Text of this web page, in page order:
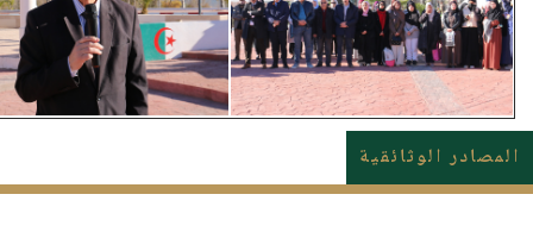
المصادر الوثائقية